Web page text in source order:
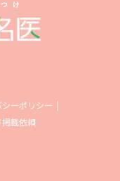
ーポリシー
載依頼